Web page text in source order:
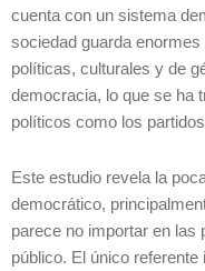
cuenta con un sistema
sociedad guarda
políticas, culturales y de
democracia, lo que se ha
políticos como los
Este estudio revela la
democrático,
parece no importar en las
público. El único